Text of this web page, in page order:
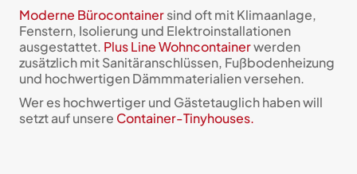
Moderne Bürocontainersind oft mit Klimaanlage,
Fenstern, Isolierung und Elektroinstallationen
ausgestattet. Plus Line Wohncontainerwerden
zusätzlich mit Sanitäranschlüssen, Fußbodenheizung
und hochwertigen Dämmmaterialien versehen.
Wer es hochwertiger und Gästetauglich haben will
setzt auf unsere Container-Tinyhouses.